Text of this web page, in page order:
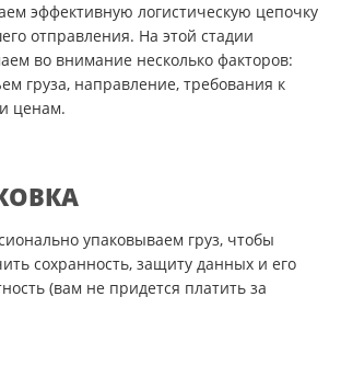
эффективную логистическую цепочку
отправления. На этой стадии
во внимание несколько факторов:
груза, направление, требования к
ценам.
упаковываем груз, чтобы
сохранность, защиту данных и его
(вам не придется платить за